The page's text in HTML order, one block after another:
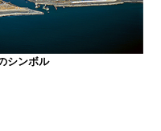
シンボル